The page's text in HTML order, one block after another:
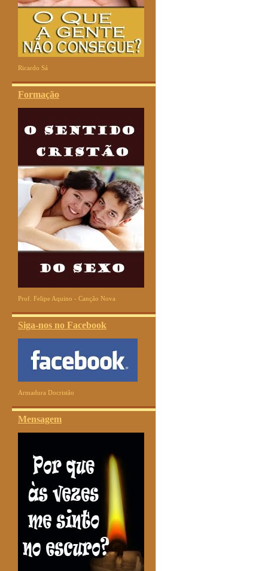
Ricardo Sá
Formação
Prof. Felipe Aquino - Canção Nova
Siga-nos no Facebook
Armadura Docristão
Mensagem